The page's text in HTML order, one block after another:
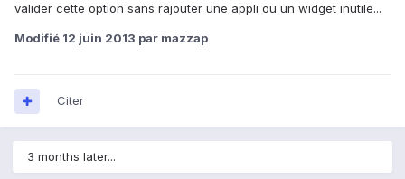
valider cette option sans rajouter une appli ou un widget inutile...
Modifié 12 juin 2013 par mazzap
Citer
3 months later...